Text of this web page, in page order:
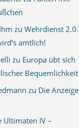
zu Wehrdienst 2.0
amtlich!
zu Europa übt sich
Bequemlichkeit
zu Die Anzeige
Ultimaten IV –